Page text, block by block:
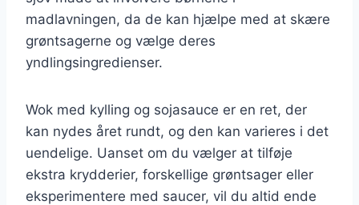
madlavningen, da de kan hjælpe med at skære
grøntsagerne og vælge deres
yndlingsingredienser.
Wok med kylling og sojasauce er en ret, der
kan nydes året rundt, og den kan varieres i det
uendelige. Uanset om du vælger at tilføje
ekstra krydderier, forskellige grøntsager eller
eksperimentere med saucer, vil du altid ende